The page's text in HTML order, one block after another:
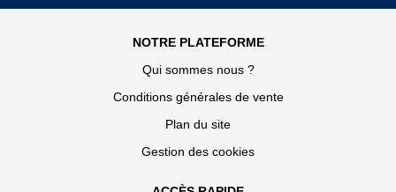
NOTRE PLATEFORME
Qui sommes nous ?
Conditions générales de vente
Plan du site
Gestion des cookies